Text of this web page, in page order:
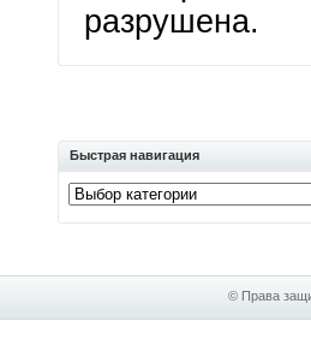
разрушена.
Быстрая навигация
© Права